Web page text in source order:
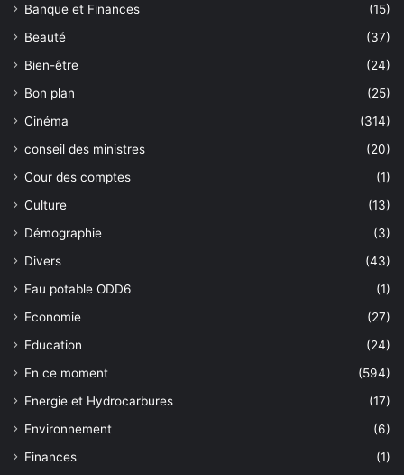
Banque et Finances
(15)
Beauté
(37)
Bien-être
(24)
Bon plan
(25)
Cinéma
(314)
conseil des ministres
(20)
Cour des comptes
(1)
Culture
(13)
Démographie
(3)
Divers
(43)
Eau potable ODD6
(1)
Economie
(27)
Education
(24)
En ce moment
(594)
Energie et Hydrocarbures
(17)
Environnement
(6)
Finances
(1)